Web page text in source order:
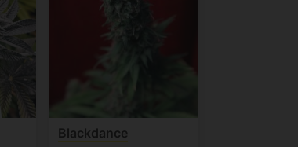
Blackdance